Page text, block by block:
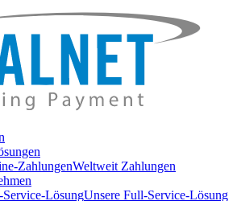
ZahlungenWeltweit Zahlungen
LösungUnsere Full-Service-Lösung